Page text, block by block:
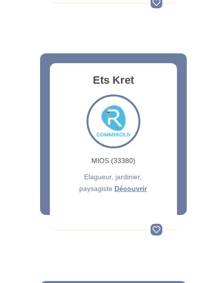
Ets Kret
MIOS (33380)
Elagueur, jardinier,
paysagiste Découvrir